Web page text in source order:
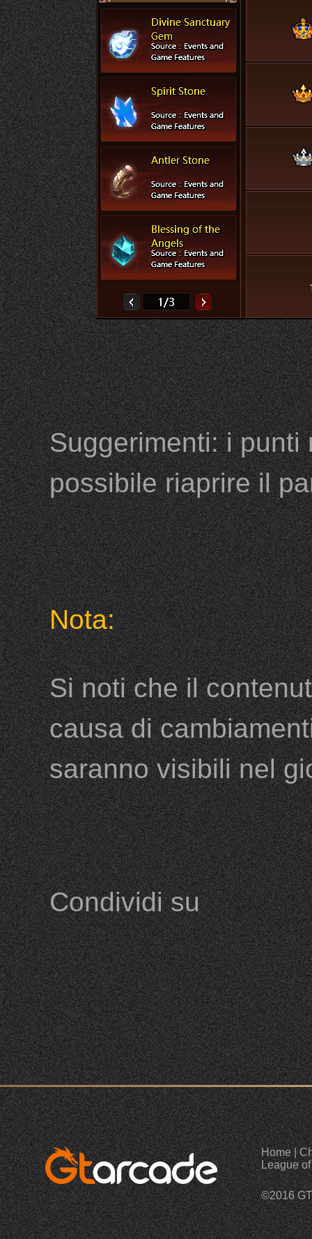
Suggerimenti: i punti
possibile riaprire il
Nota:
Si noti che il
causa di
saranno visibili nel
Condividi su
Home|
League
©2016